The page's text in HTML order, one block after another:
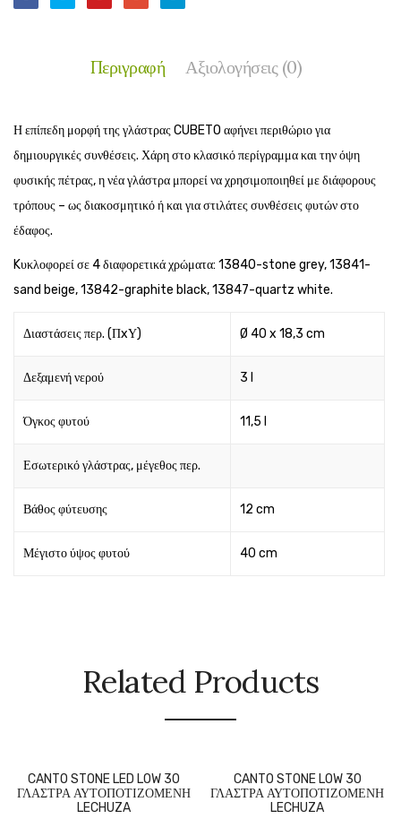
Περιγραφή Αξιολογήσεις (0)
Η επίπεδη μορφή της γλάστρας CUBETO αφήνει περιθώριο για
δημιουργικές συνθέσεις. Χάρη στο κλασικό περίγραμμα και την όψη
φυσικής πέτρας, η νέα γλάστρα μπορεί να χρησιμοποιηθεί με διάφορους
τρόπους – ως διακοσμητικό ή και για στιλάτες συνθέσεις φυτών στο
έδαφος.
Kυκλοφορεί σε 4 διαφορετικά χρώματα: 13840-stone grey, 13841-
sand beige, 13842-graphite black, 13847-quartz white.
Διαστάσεις περ. (ΠxΥ) Ø 40 x 18,3 cm
Δεξαμενή νερού 3 l
Όγκος φυτού 11,5 l
Εσωτερικό γλάστρας, μέγεθος περ.
Βάθος φύτευσης 12 cm
Μέγιστο ύψος φυτού 40 cm
Related Products
CANTO STONE LED LOW 30
ΓΛΑΣΤΡΑ ΑΥΤΟΠΟΤΙΖΟΜΕΝΗ
LECHUZA
CANTO STONE LOW 30
ΓΛΑΣΤΡΑ ΑΥΤΟΠΟΤΙΖΟΜΕΝΗ
LECHUZA